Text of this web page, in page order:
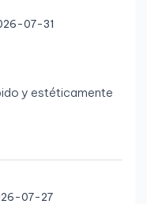
07-31
y estéticamente
07-27